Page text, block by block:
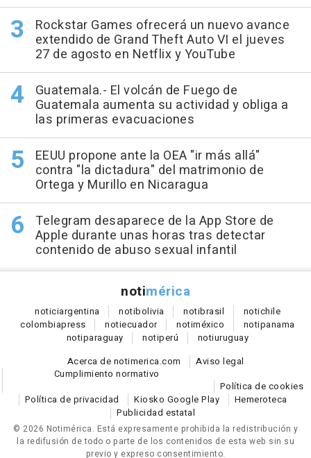
Rockstar Games ofrecerá un nuevo avance
extendido de Grand Theft Auto VI el jueves
27 de agosto en Netflix y YouTube
Guatemala.- El volcán de Fuego de
Guatemala aumenta su actividad y obliga a
las primeras evacuaciones
EEUU propone ante la OEA "ir más allá"
contra "la dictadura" del matrimonio de
Ortega y Murillo en Nicaragua
Telegram desaparece de la App Store de
Apple durante unas horas tras detectar
contenido de abuso sexual infantil
notimérica
noticiargentina notibolivia notibrasil notichile
colombiapress notiecuador notiméxico notipanama
notiparaguay notiperú notiuruguay
Acerca de notimerica.com
Aviso legal
Cumplimiento normativo
Política de cookies
Política de privacidad
Kiosko Google Play
Hemeroteca
Publicidad estatal
© 2026 Notimérica. Está expresamente prohibida la redistribución y
la redifusión de todo o parte de los contenidos de esta web sin su
previo y expreso consentimiento.